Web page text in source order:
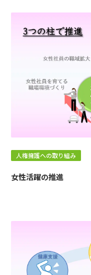
人権擁護への取り組み
女性活躍の推進